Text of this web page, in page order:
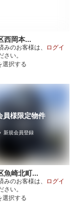
西岡本...
みのお客様は、
ログイ
さい。
選択する
員様限定物件
新規会員登録
魚崎北町...
みのお客様は、
ログイ
さい。
選択する